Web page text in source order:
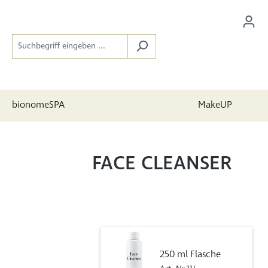
bionomeSPA MakeUP
FACE CLEANSER
250 ml Flasche